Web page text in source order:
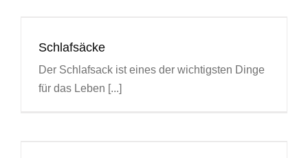
Schlafsäcke
Der Schlafsack ist eines der wichtigsten Dinge
für das Leben [...]